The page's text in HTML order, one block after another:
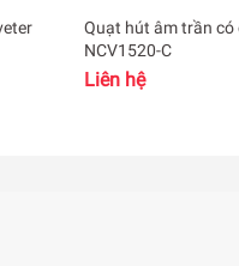
Quạt hút âm trần có
NCV1520-C
Liên hệ